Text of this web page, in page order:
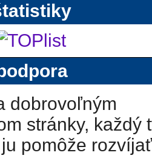
dobrovoľným
stránky, každý
pomôže